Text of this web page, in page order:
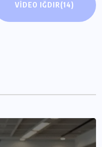
VIDEO IĞDIR(14)